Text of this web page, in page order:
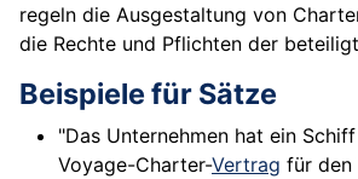
regeln die Ausgestaltung von
die Rechte und Pflichten der
Beispiele für Sätze
"Das Unternehmen hat ein
Voyage-Charter-Vertrag für den